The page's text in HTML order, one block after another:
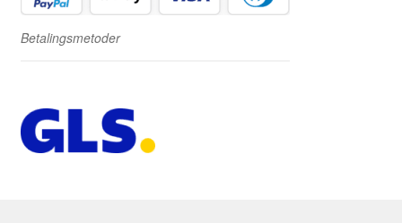
Betalingsmetoder